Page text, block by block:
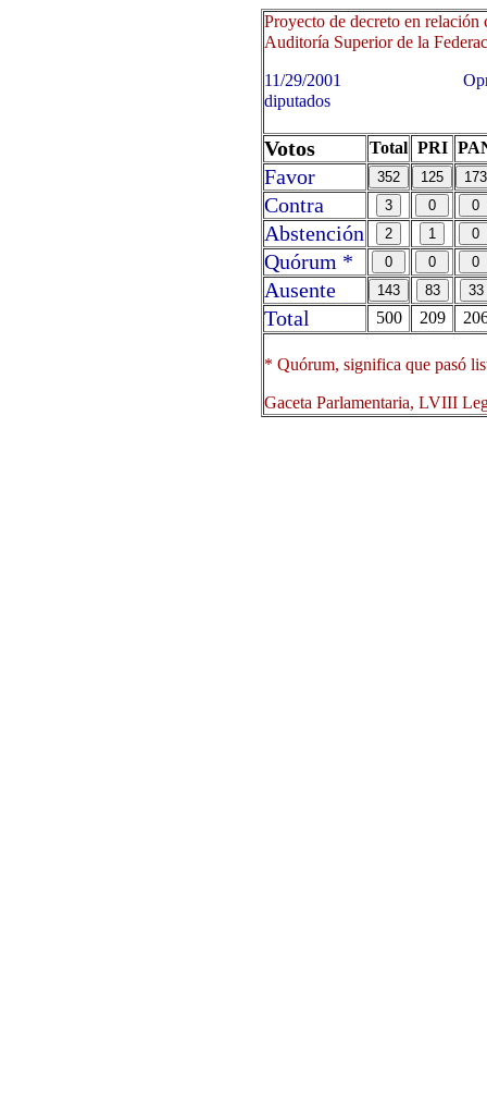
Proyecto de decreto en
Auditoría Superior de la
11/29/2001 Oprima
diputados
Votos Total PRI
Favor
Contra
Abstención
Quórum *
Ausente
Total
500 209
* Quórum, significa que pasó
Gaceta Parlamentaria, LVIII